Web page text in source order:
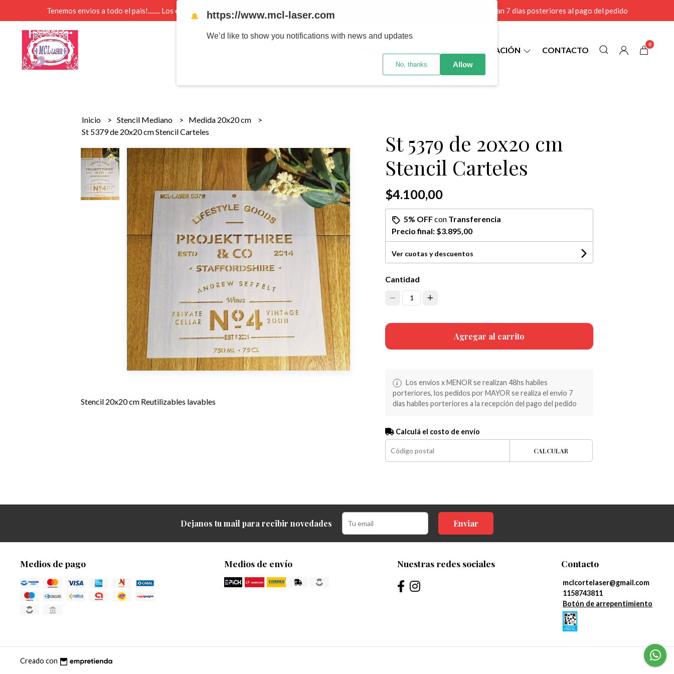
Tenemos envios a todo el pais!........ Los envios Por MENOR se realizan 48 hs habiles porteriores al pago , los pedidos por MAYOR se envian 7 dias posteriores al pago del pedido
INFORMACIÓN CONTACTO
0
Inicio Stencil Mediano
Medida 20x20 cm
St 5379 de 20x20 cm Stencil Carteles
Stencil 20x20 cm Reutilizables lavables
St 5379 de 20x20 cm
Stencil Carteles
$4.100,00
5% OFFcon Transferencia
Precio final: $3.895,00
Ver cuotas y descuentos
Cantidad
1
Agregar al carrito
Los envios x MENOR se realizan 48hs habiles
porteriores, los pedidos por MAYOR se realiza el envio 7
dias habiles porteriores a la recepción del pago del pedido
Calculá el costo de envío
CALCULAR
Dejanos tu mail para recibir novedades Enviar
Medios de pago Medios de envío Nuestras redes sociales Contacto
mclcortelaser@gmail.com
1158743811
Botón de arrepentimiento
Creado con
🔔 https://www.mcl-laser.com
We’d like to show you notifications with news and updates
No, thanks Allow